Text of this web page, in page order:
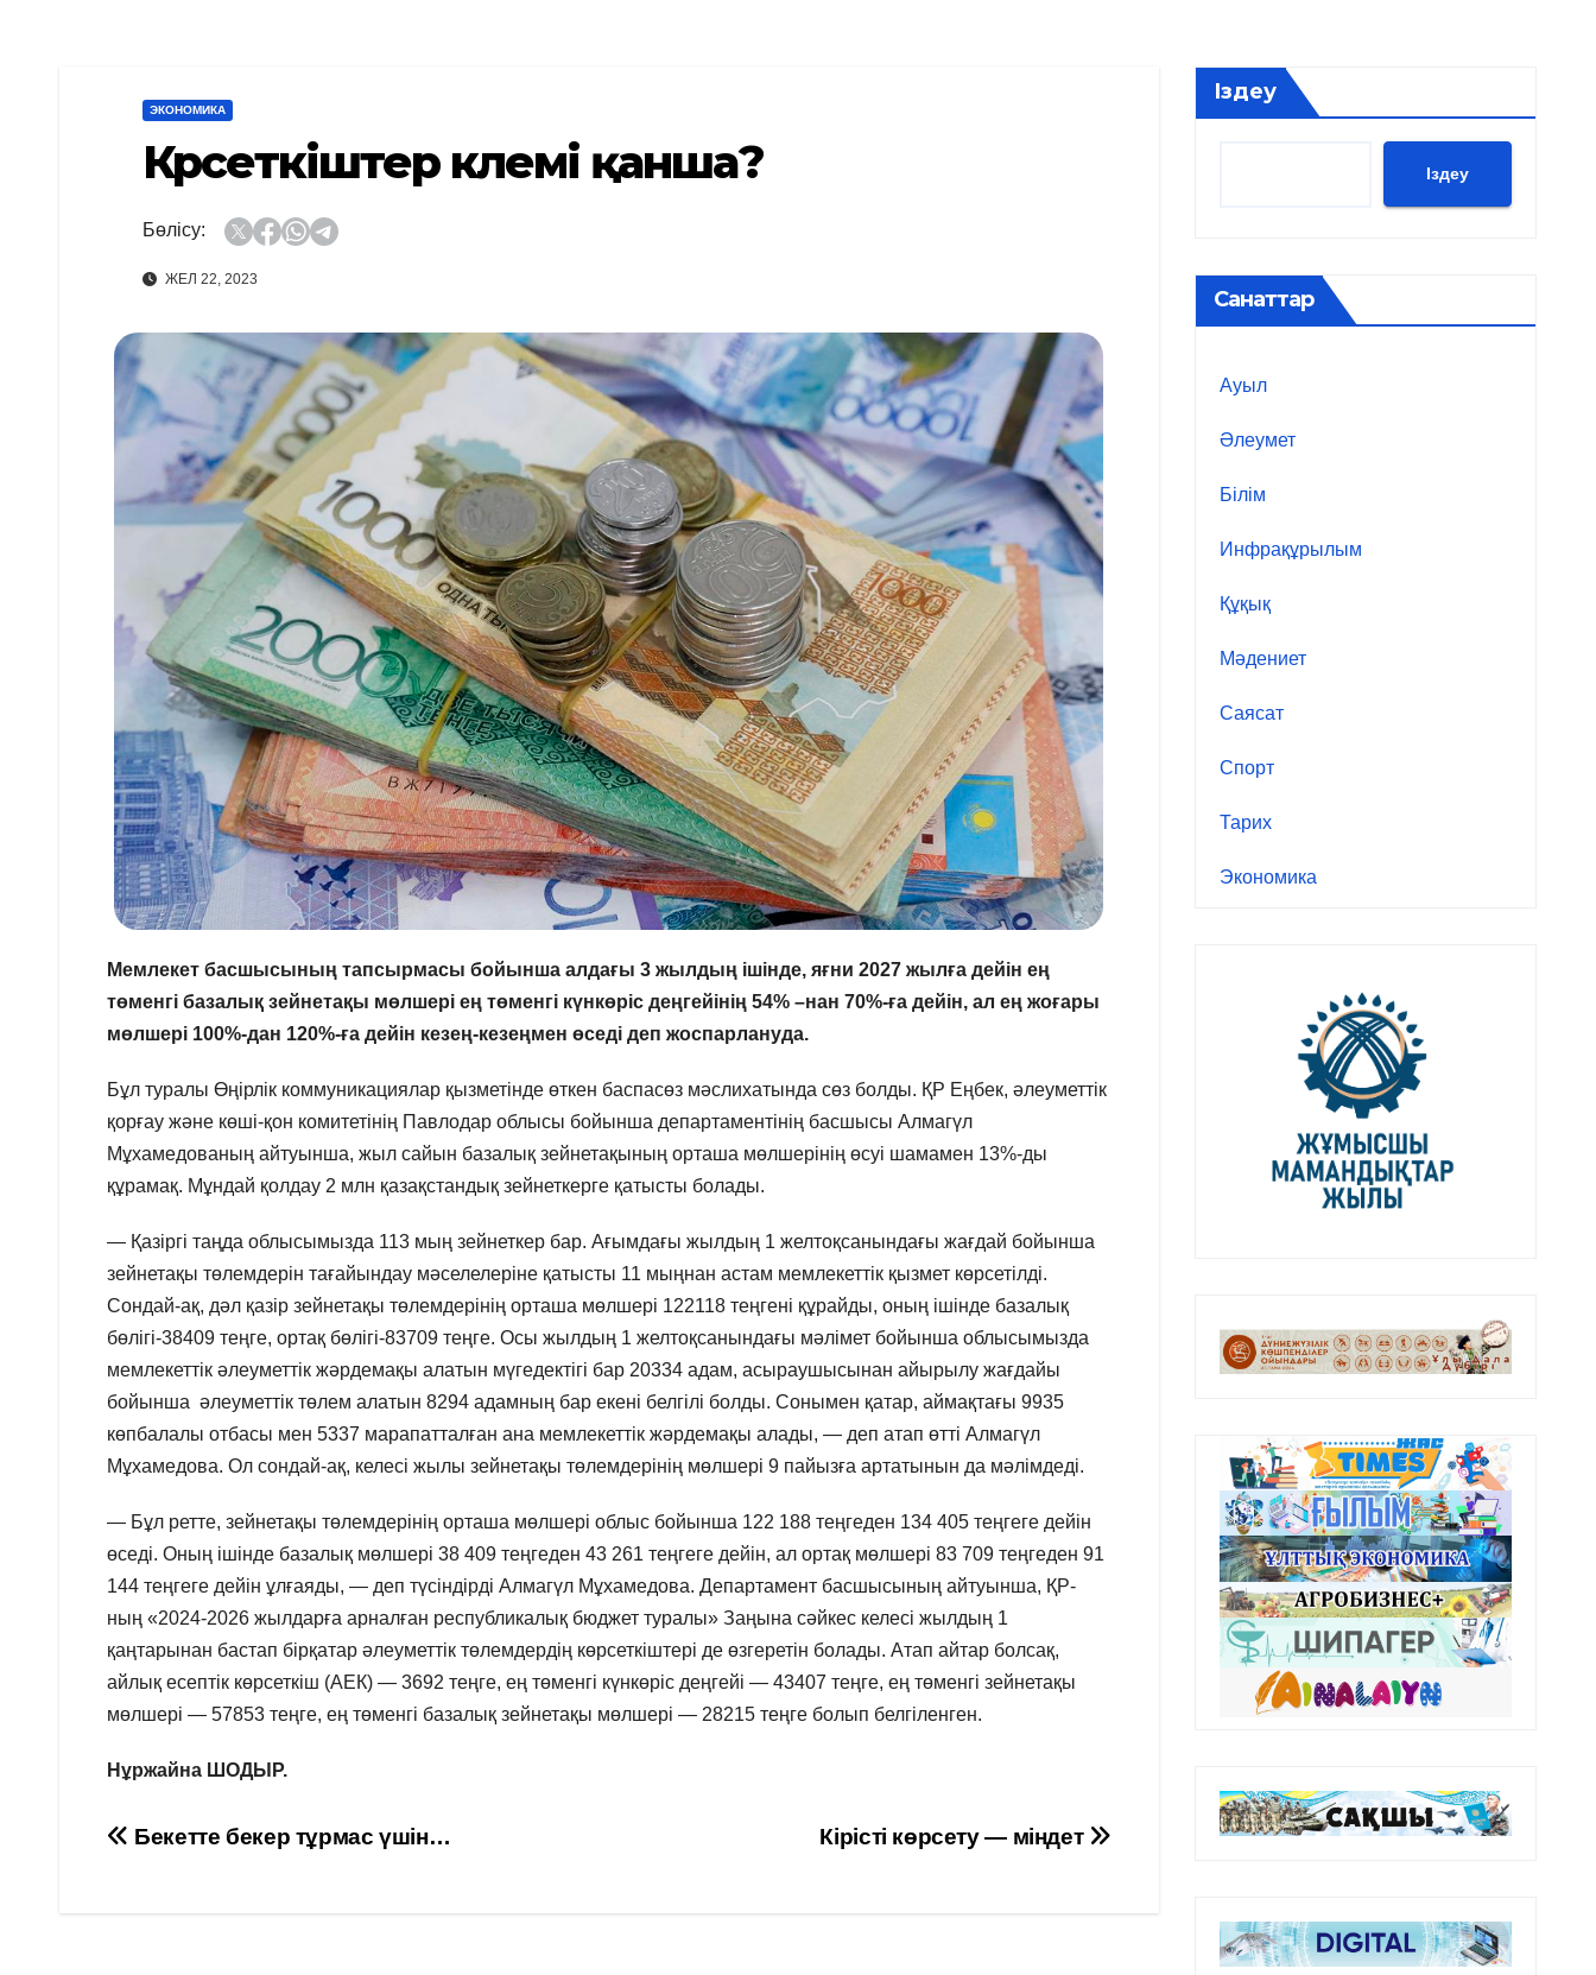
ЭКОНОМИКА
Көрсеткіштер көлемі қанша?
Бөлісу:
ЖЕЛ 22, 2023
Мемлекет басшысының тапсырмасы бойынша алдағы 3 жылдың ішінде, яғни 2027 жылға дейін ең
төменгі базалық зейнетақы мөлшері ең төменгі күнкөріс деңгейінің 54% –нан 70%-ға дейін, ал ең жоғары
мөлшері 100%-дан 120%-ға дейін кезең-кезеңмен өседі деп жоспарлануда.
Бұл туралы Өңірлік коммуникациялар қызметінде өткен баспасөз мәслихатында сөз болды. ҚР Еңбек, әлеуметтік
қорғау және көші-қон комитетінің Павлодар облысы бойынша департаментінің басшысы Алмагүл
Мұхамедованың айтуынша, жыл сайын базалық зейнетақының орташа мөлшерінің өсуі шамамен 13%-ды
құрамақ. Мұндай қолдау 2 млн қазақстандық зейнеткерге қатысты болады.
— Қазіргі таңда облысымызда 113 мың зейнеткер бар. Ағымдағы жылдың 1 желтоқсанындағы жағдай бойынша
зейнетақы төлемдерін тағайындау мәселелеріне қатысты 11 мыңнан астам мемлекеттік қызмет көрсетілді.
Сондай-ақ, дәл қазір зейнетақы төлемдерінің орташа мөлшері 122118 теңгені құрайды, оның ішінде базалық
бөлігі-38409 теңге, ортақ бөлігі-83709 теңге. Осы жылдың 1 желтоқсанындағы мәлімет бойынша облысымызда
мемлекеттік әлеуметтік жәрдемақы алатын мүгедектігі бар 20334 адам, асыраушысынан айырылу жағдайы
бойынша әлеуметтік төлем алатын 8294 адамның бар екені белгілі болды. Сонымен қатар, аймақтағы 9935
көпбалалы отбасы мен 5337 марапатталған ана мемлекеттік жәрдемақы алады, — деп атап өтті Алмагүл
Мұхамедова. Ол сондай-ақ, келесі жылы зейнетақы төлемдерінің мөлшері 9 пайызға артатынын да мәлімдеді.
— Бұл ретте, зейнетақы төлемдерінің орташа мөлшері облыс бойынша 122 188 теңгеден 134 405 теңгеге дейін
өседі. Оның ішінде базалық мөлшері 38 409 теңгеден 43 261 теңгеге дейін, ал ортақ мөлшері 83 709 теңгеден 91
144 теңгеге дейін ұлғаяды, — деп түсіндірді Алмагүл Мұхамедова. Департамент басшысының айтуынша, ҚР-
ның «2024-2026 жылдарға арналған республикалық бюджет туралы» Заңына сәйкес келесі жылдың 1
қаңтарынан бастап бірқатар әлеуметтік төлемдердің көрсеткіштері де өзгеретін болады. Атап айтар болсақ,
айлық есептік көрсеткіш (АЕК) — 3692 теңге, ең төменгі күнкөріс деңгейі — 43407 теңге, ең төменгі зейнетақы
мөлшері — 57853 теңге, ең төменгі базалық зейнетақы мөлшері — 28215 теңге болып белгіленген.
Нұржайна ШОДЫР.
Навигация
Кірісті көрсету — міндет
Бекетте бекер тұрмас үшін…
Іздеу
Іздеу
Санаттар
Ауыл
Әлеумет
Білім
Инфрақұрылым
Құқық
Мәдениет
Саясат
Спорт
Тарих
Экономика